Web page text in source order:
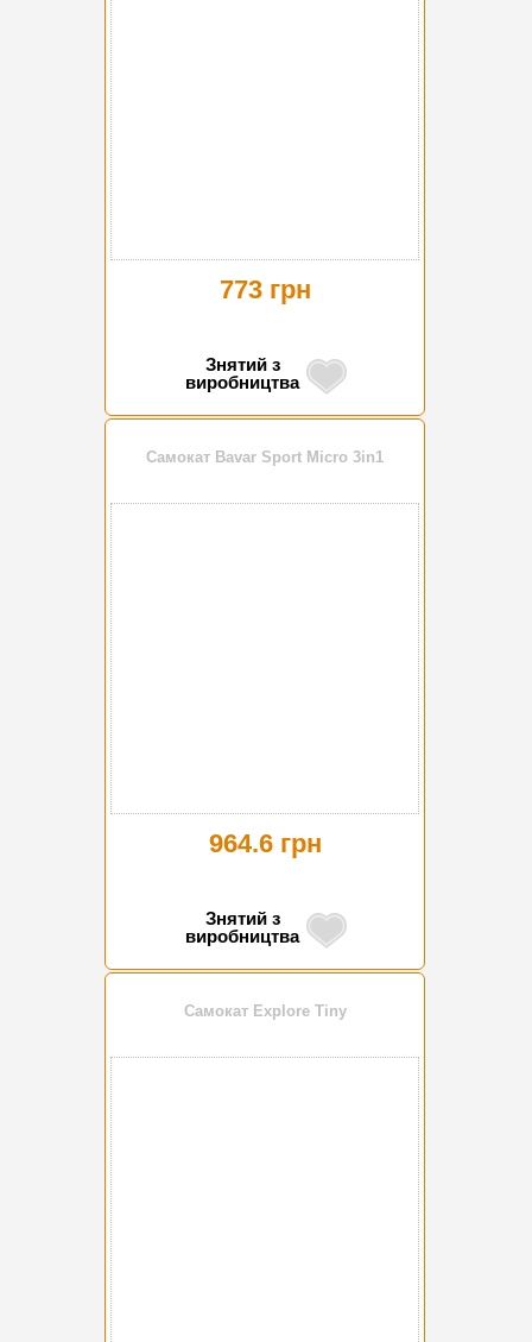
773 грн
Знятий з
виробництва
Самокат Bavar Sport Micro 3in1
964.6 грн
Знятий з
виробництва
Самокат Explore Tiny